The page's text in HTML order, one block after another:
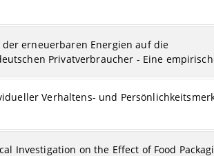
erneuerbaren Energien auf die
Privatverbraucher - Eine
Verhaltens- und
Investigation on the Effect of Food